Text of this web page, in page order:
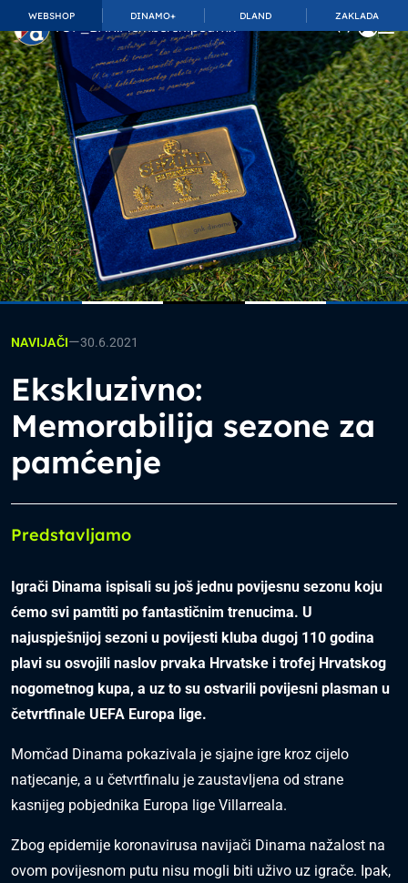
WEBSHOP DINAMO+ DLAND ZAKLADA
TOP_BAR.MembershipSuffix
NAVIJAČI—30.6.2021
Ekskluzivno:
Memorabilija sezone za
pamćenje
Predstavljamo
Igrači Dinama ispisali su još jednu povijesnu sezonu koju
ćemo svi pamtiti po fantastičnim trenucima. U
najuspješnijoj sezoni u povijesti kluba dugoj 110 godina
plavi su osvojili naslov prvaka Hrvatske i trofej Hrvatskog
nogometnog kupa, a uz to su ostvarili povijesni plasman u
četvrtfinale UEFA Europa lige.
Momčad Dinama pokazivala je sjajne igre kroz cijelo
natjecanje, a u četvrtfinalu je zaustavljena od strane
kasnijeg pobjednika Europa lige Villarreala.
Zbog epidemije koronavirusa navijači Dinama nažalost na
ovom povijesnom putu nisu mogli biti uživo uz igrače. Ipak,